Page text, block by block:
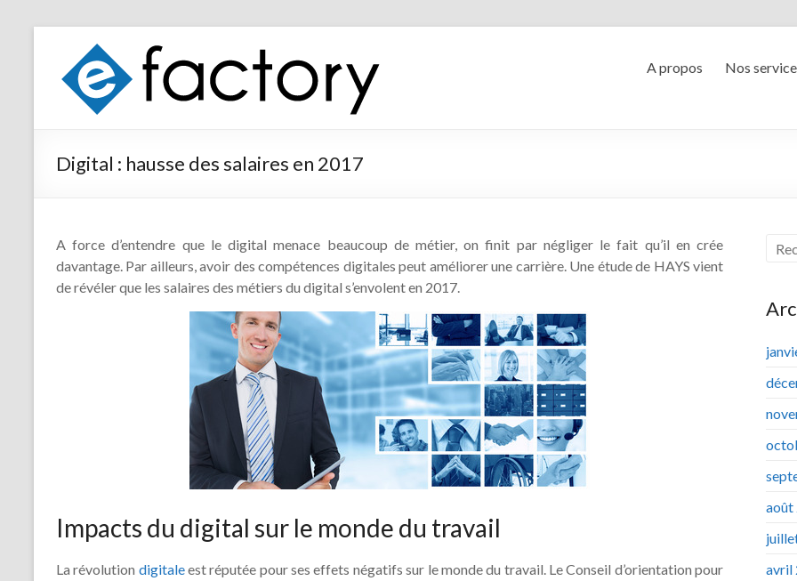
A propos Nos
Digital : hausse des salaires en 2017
A force d’entendre que le digital menace beaucoup de métier, on finit par négliger le fait qu’il en crée
davantage. Par ailleurs, avoir des compétences digitales peut améliorer une carrière. Une étude de HAYS vient
de révéler que les salaires des métiers du digital s’envolent en 2017.
Impacts du digital sur le monde du travail
La révolution digitaleest réputée pour ses effets négatifs sur le monde du travail. Le Conseil d’orientation pour
août
avril